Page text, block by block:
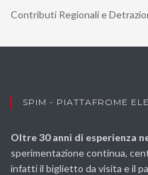
Contributi Regionali e
SPIM - PIATTAFROME
Oltre 30 anni di esperienza
sperimentazione continua,
infatti il biglietto da visita e il